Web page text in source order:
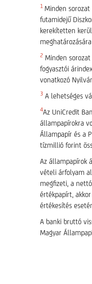
1 Minden
futamidejű
kerekítetten
2 Minden
fogyasztói
vonatkozó
3 A lehetséges
4Az UniCredit
állampapírokra
Állampapír és a
tízmillió forint
Az állampapírok
vételi árfolyam
megfizeti, a
értékpapírt,
értékesítés
A banki bruttó
Magyar